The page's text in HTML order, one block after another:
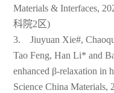
Materials & Interfaces,
科院2区)
3. Jiuyuan Xie#,
Tao Feng, Han Li* and
enhanced β-relaxation in
Science China